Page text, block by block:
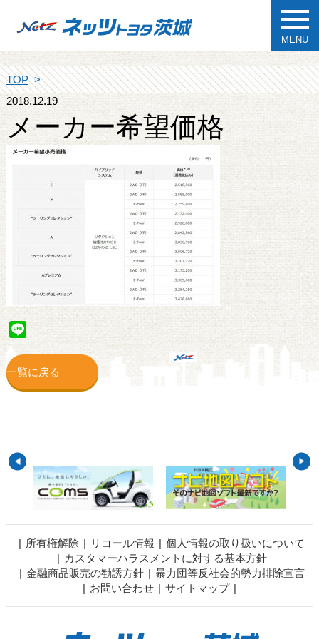
MENU
TOP
2018.12.19
メーカー希望価格
Line
一覧に戻る
所有権解除 リコール情報
個人情報の取り扱いについて
カスタマーハラスメントに対する基本方針
金融商品販売の勧誘方針
暴力団等反社会的勢力排除宣言
お問い合わせ
サイトマップ